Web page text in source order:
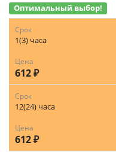
Оптимальный выбор!
Срок
1(3) часа
Цена
612 ₽
Срок
12(24) часа
Цена
612 ₽